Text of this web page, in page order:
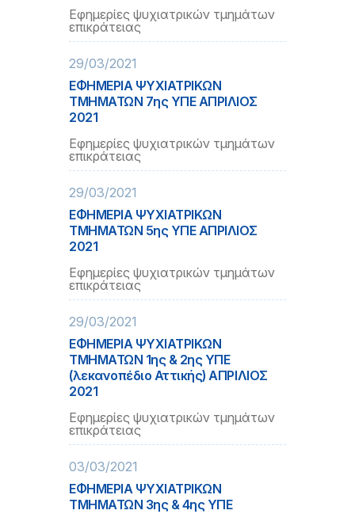
Εφημερίες ψυχιατρικών τμημάτων
επικράτειας
29/03/2021
ΕΦΗΜΕΡΙΑ ΨΥΧΙΑΤΡΙΚΩΝ
ΤΜΗΜΑΤΩΝ 7ης ΥΠΕ ΑΠΡΙΛΙΟΣ
2021
Εφημερίες ψυχιατρικών τμημάτων
επικράτειας
29/03/2021
ΕΦΗΜΕΡΙΑ ΨΥΧΙΑΤΡΙΚΩΝ
ΤΜΗΜΑΤΩΝ 5ης ΥΠΕ ΑΠΡΙΛΙΟΣ
2021
Εφημερίες ψυχιατρικών τμημάτων
επικράτειας
29/03/2021
ΕΦΗΜΕΡΙΑ ΨΥΧΙΑΤΡΙΚΩΝ
ΤΜΗΜΑΤΩΝ 1ης & 2ης ΥΠΕ
(λεκανοπέδιο Αττικής) ΑΠΡΙΛΙΟΣ
2021
Εφημερίες ψυχιατρικών τμημάτων
επικράτειας
03/03/2021
ΕΦΗΜΕΡΙΑ ΨΥΧΙΑΤΡΙΚΩΝ
ΤΜΗΜΑΤΩΝ 3ης & 4ης ΥΠΕ